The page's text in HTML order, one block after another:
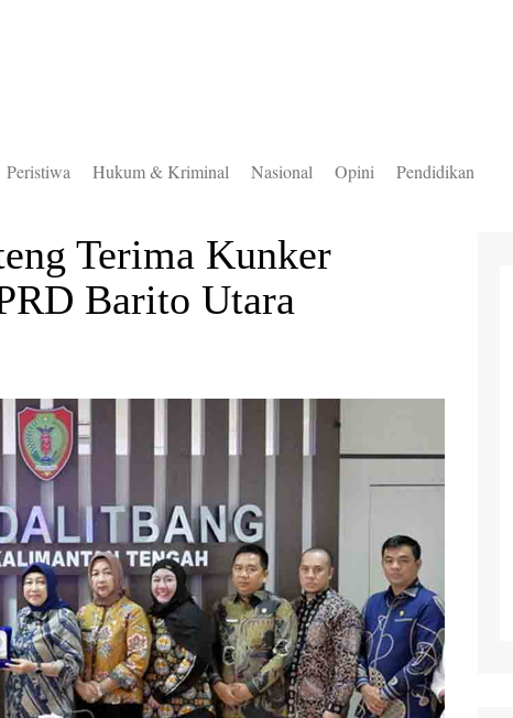
Timur
Utara
Barat
Timur
Raya
Raya
Pisau
Peristiwa Hukum & Kriminal Nasional Opini Pendidikan
Terima Kunker
Barito Utara